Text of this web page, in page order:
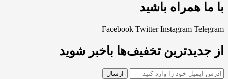
با ما همراه باشید
Facebook Twitter Instagram Telegram
از جدیدترین تخفیف‌ها باخبر شوید